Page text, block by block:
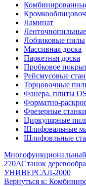
Ламинат
Лобзиковые пилы
Массивная доска
Паркетная доска
Пробковое
Рейсмусовые
Торцовочные
Фанера, плиты
Форматно-
Фрезерные станки
Циркулярные
Шлифовальные
Шлифовльные
Многофункциональный
270АСтанок
УНИВЕРСАЛ-2000
Вернуться к: